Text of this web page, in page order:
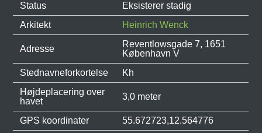
Status
Eksisterer stadig
Arkitekt
Heinrich Wenck
Adresse
Reventlowsgade 7, 1651
København V
Stednavneforkortelse
Kh
Højdeplacering over
havet
3,0 meter
GPS koordinater 55.672723,12.564776